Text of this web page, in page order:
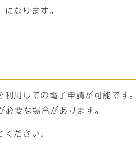
になります。
用しての電子申請が可能で
要な場合があります。
ださい。